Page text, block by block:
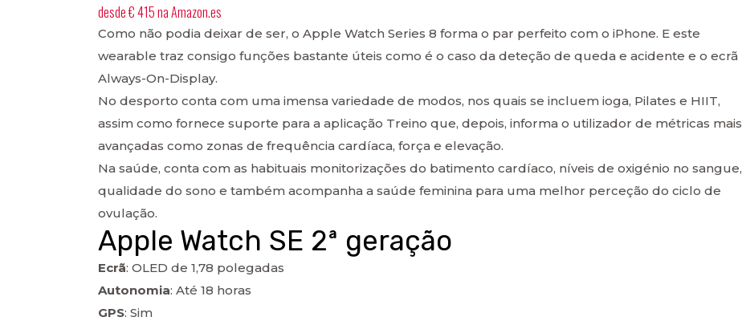
desde€ 415naAmazon.es
Como não podia deixar de ser, o Apple Watch Series 8 forma o par perfeito com o iPhone. E este
wearable traz consigo funções bastante úteis como é o caso da deteção de queda e acidente e o ecrã
Always-On-Display.
No desporto conta com uma imensa variedade de modos, nos quais se incluem ioga, Pilates e HIIT,
assim como fornece suporte para a aplicação Treino que, depois, informa o utilizador de métricas mais
avançadas como zonas de frequência cardíaca, força e elevação.
Na saúde, conta com as habituais monitorizações do batimento cardíaco, níveis de oxigénio no sangue,
qualidade do sono e também acompanha a saúde feminina para uma melhor perceção do ciclo de
ovulação.
Apple Watch SE 2ª geração
Ecrã: OLED de 1,78 polegadas
Autonomia: Até 18 horas
GPS: Sim